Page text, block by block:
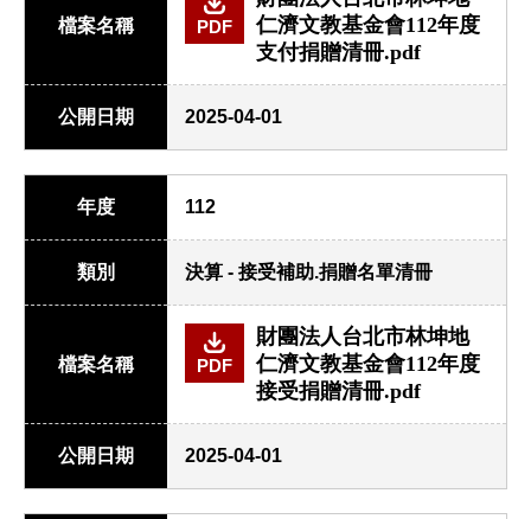
檔案名稱 PDF
仁濟文教基金會112年度
支付捐贈清冊.pdf
公開日期 2025-04-01
年度 112
類別 決算 - 接受補助.捐贈名單清冊
檔案名稱 PDF
財團法人台北市林坤地
仁濟文教基金會112年度
接受捐贈清冊.pdf
公開日期 2025-04-01